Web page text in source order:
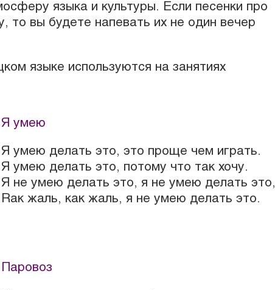
языка и культуры. Если песенки про
то вы будете напевать их не один вечер
языке используются на занятиях
Я умею
Я умею делать это, это проще чем играть.
Я умею делать это, потому что так хочу.
Я не умею делать это, я не умею делать это,
Rак жаль, как жаль, я не умею делать это.
Паровоз